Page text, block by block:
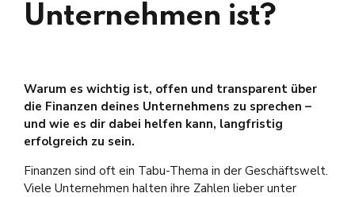
Unternehmen ist?
Warum es wichtig ist, offen und transparent über
die Finanzen deines Unternehmens zu sprechen –
und wie es dir dabei helfen kann, langfristig
erfolgreich zu sein.
Finanzen sind oft ein Tabu-Thema in der Geschäftswelt.
Viele Unternehmen halten ihre Zahlen lieber unter